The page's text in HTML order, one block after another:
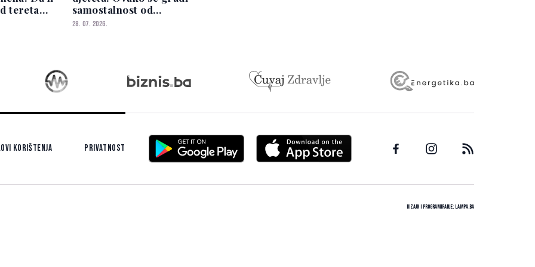
tereta
samostalnost od
najranijeg uzrasta
28. 07. 2026.
korištenja Privatnost
Dizajn i programiranje:Lampa.ba